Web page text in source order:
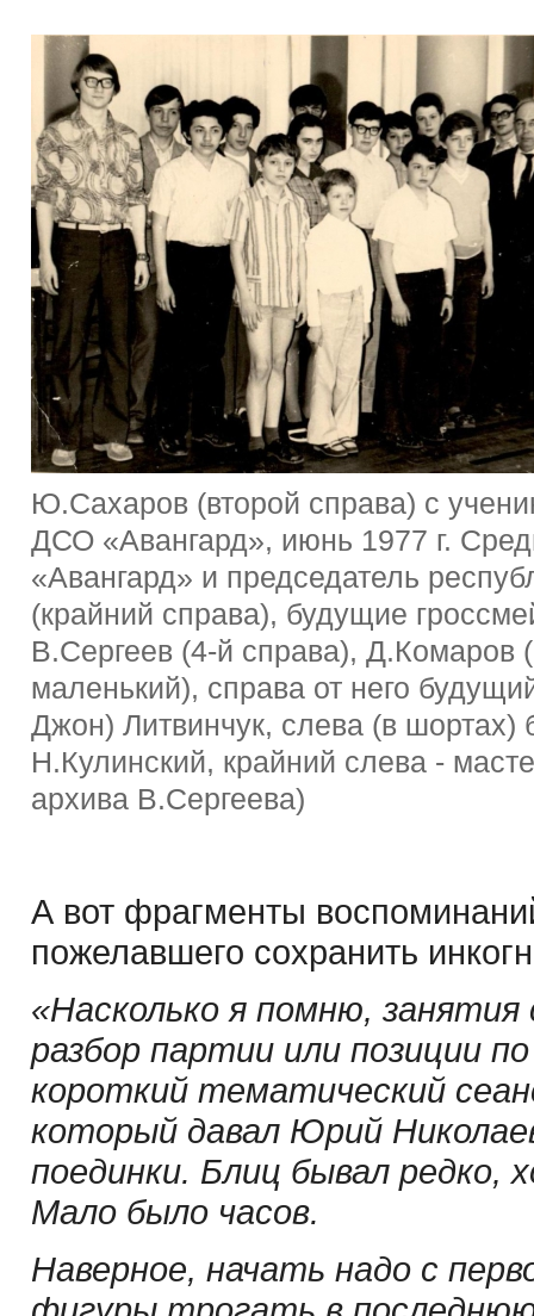
Ю.Сахаров (второй справа) с
ДСО «Авангард», июнь 1977 г.
«Авангард» и председатель
(крайний справа), будущие
В.Сергеев (4-й справа), Д.Комаров
маленький), справа от него
Джон) Литвинчук, слева (в
Н.Кулинский, крайний слева -
архива В.Сергеева)
А вот фрагменты
пожелавшего сохранить
«Насколько я помню,
разбор партии или позиции
короткий тематический
который давал Юрий
поединки. Блиц бывал редко,
Мало было часов.
Наверное, начать надо с